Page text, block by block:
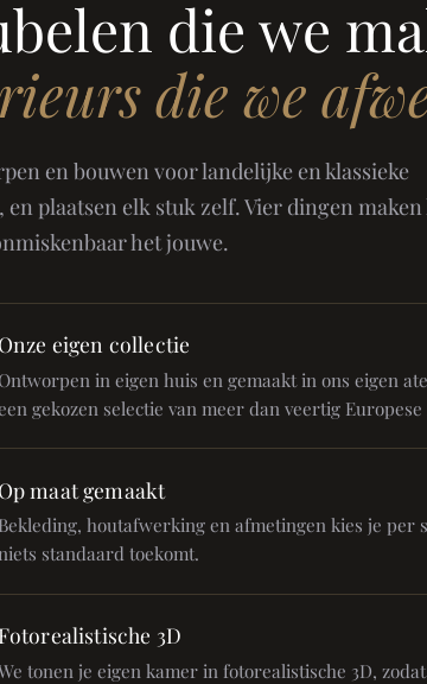
die we
die we
en bouwen voor landelijke en klassieke
plaatsen elk stuk zelf. Vier dingen maken
het jouwe.
Onze eigen collectie
Ontworpen in eigen huis en gemaakt in ons eigen
gekozen selectie van meer dan veertig
Op maat gemaakt
Bekleding, houtafwerking en afmetingen kies je per
standaard toekomt.
Fotorealistische 3D
tonen je eigen kamer in fotorealistische 3D,